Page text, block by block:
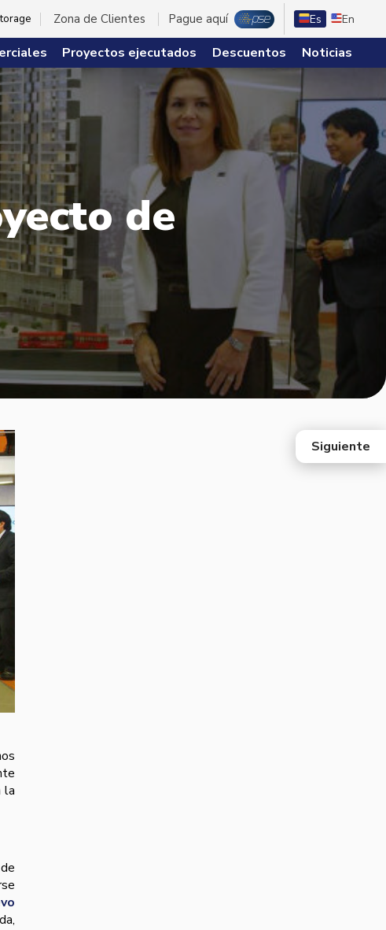
Zona de Clientes Pague aquí Es En
Proyectos ejecutados Descuentos Noticias
de
la
Siguiente